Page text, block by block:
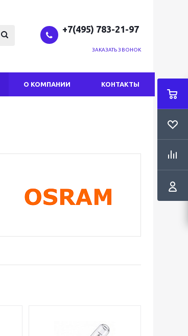
+7(495) 783-21-97
ЗАКАЗАТЬ ЗВОНОК
О КОМПАНИИ КОНТАКТЫ